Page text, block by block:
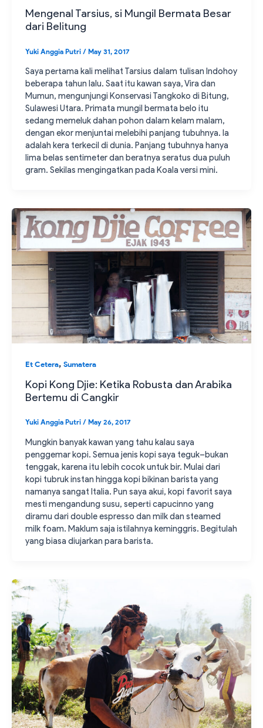
Mengenal Tarsius, si Mungil Bermata Besar
dari Belitung
Yuki Anggia Putri/May 31, 2017
Saya pertama kali melihat Tarsius dalam tulisan Indohoy
beberapa tahun lalu. Saat itu kawan saya, Vira dan
Mumun, mengunjungi Konservasi Tangkoko di Bitung,
Sulawesi Utara. Primata mungil bermata belo itu
sedang memeluk dahan pohon dalam kelam malam,
dengan ekor menjuntai melebihi panjang tubuhnya. Ia
adalah kera terkecil di dunia. Panjang tubuhnya hanya
lima belas sentimeter dan beratnya seratus dua puluh
gram. Sekilas mengingatkan pada Koala versi mini.
Et Cetera,Sumatera
Kopi Kong Djie: Ketika Robusta dan Arabika
Bertemu di Cangkir
Yuki Anggia Putri/ May 26, 2017
Mungkin banyak kawan yang tahu kalau saya
penggemar kopi. Semua jenis kopi saya teguk–bukan
tenggak, karena itu lebih cocok untuk bir. Mulai dari
kopi tubruk instan hingga kopi bikinan barista yang
namanya sangat Italia. Pun saya akui, kopi favorit saya
mesti mengandung susu, seperti capucinno yang
diramu dari double espresso dan milk dan steamed
milk foam. Maklum saja istilahnya keminggris. Begitulah
yang biasa diujarkan para barista.